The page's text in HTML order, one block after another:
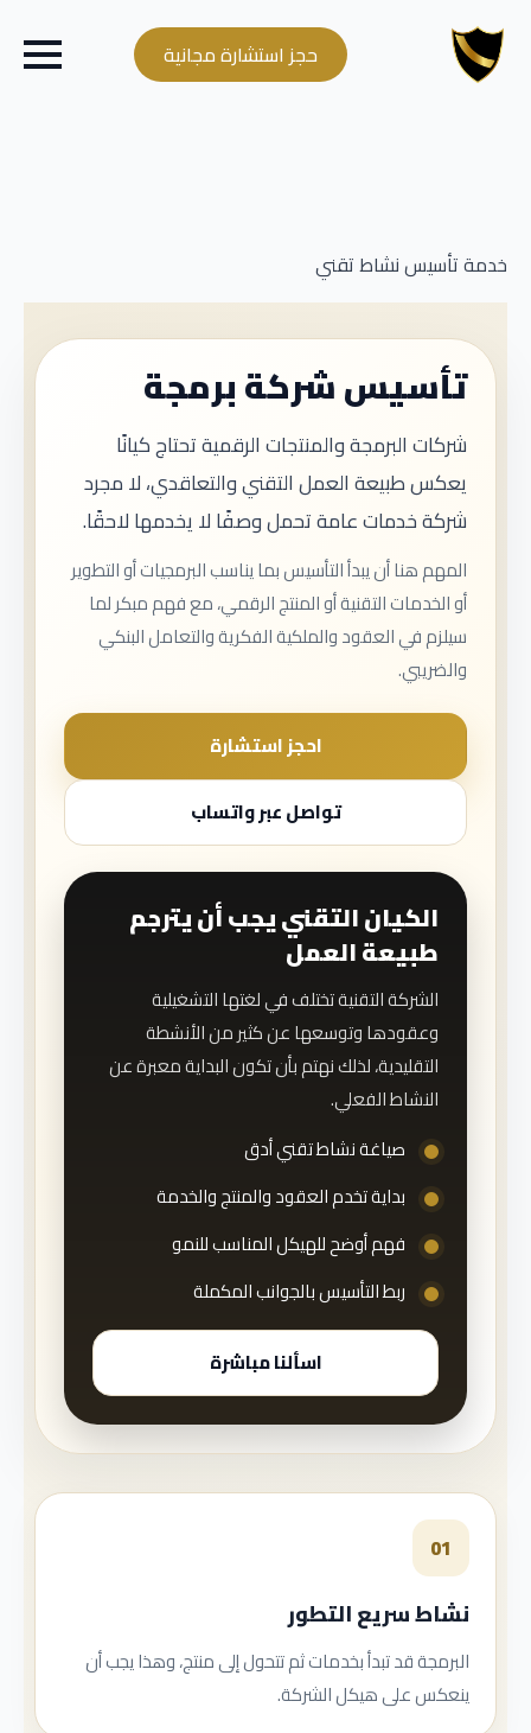
حجز استشارة مجانية
خدمة تأسيس نشاط تقني
تأسيس شركة برمجة
شركات البرمجة والمنتجات الرقمية تحتاج كيانًا
يعكس طبيعة العمل التقني والتعاقدي، لا مجرد
شركة خدمات عامة تحمل وصفًا لا يخدمها لاحقًا.
المهم هنا أن يبدأ التأسيس بما يناسب البرمجيات أو التطوير
أو الخدمات التقنية أو المنتج الرقمي، مع فهم مبكر لما
سيلزم في العقود والملكية الفكرية والتعامل البنكي
والضريبي.
احجز استشارة
تواصل عبر واتساب
الكيان التقني يجب أن يترجم
طبيعة العمل
الشركة التقنية تختلف في لغتها التشغيلية
وعقودها وتوسعها عن كثير من الأنشطة
التقليدية، لذلك نهتم بأن تكون البداية معبرة عن
النشاط الفعلي.
صياغة نشاط تقني أدق
بداية تخدم العقود والمنتج والخدمة
فهم أوضح للهيكل المناسب للنمو
ربط التأسيس بالجوانب المكملة
اسألنا مباشرة
01
نشاط سريع التطور
البرمجة قد تبدأ بخدمات ثم تتحول إلى منتج، وهذا يجب أن
ينعكس على هيكل الشركة.